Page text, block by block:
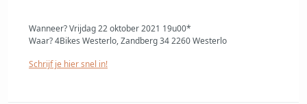
Wanneer? Vrijdag 22 oktober 2021 19u00*
Waar? 4Bikes Westerlo, Zandberg 34 2260 Westerlo
Schrijf je hier snel in!